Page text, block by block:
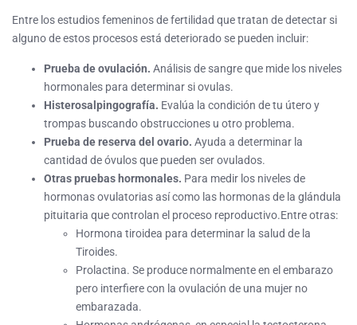
Entre los estudios femeninos de fertilidad que tratan de detectar si
alguno de estos procesos está deteriorado se pueden incluir:
Prueba de ovulación. Análisis de sangre que mide los niveles
hormonales para determinar si ovulas.
Histerosalpingografía. Evalúa la condición de tu útero y
trompas buscando obstrucciones u otro problema.
Prueba de reserva del ovario. Ayuda a determinar la
cantidad de óvulos que pueden ser ovulados.
Otras pruebas hormonales. Para medir los niveles de
hormonas ovulatorias así como las hormonas de la glándula
pituitaria que controlan el proceso reproductivo.Entre otras:
Hormona tiroidea para determinar la salud de la
Tiroides.
Prolactina. Se produce normalmente en el embarazo
pero interfiere con la ovulación de una mujer no
embarazada.